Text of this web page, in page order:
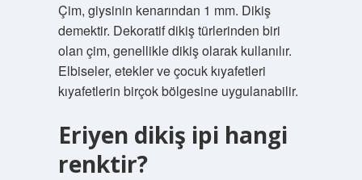
Çim, giysinin kenarından 1 mm. Dikiş
demektir. Dekoratif dikiş türlerinden biri
olan çim, genellikle dikiş olarak kullanılır.
Elbiseler, etekler ve çocuk kıyafetleri
kıyafetlerin birçok bölgesine uygulanabilir.
Eriyen dikiş ipi hangi
renktir?